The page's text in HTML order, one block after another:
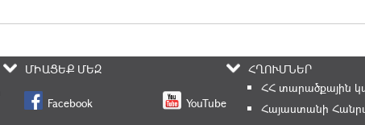
ՄԻԱՑԵՔ ՄԵԶ
ՀՂՈՒՄՆԵՐ
Facebook YouTube
ՀՀ տարածքային
Հայաստանի